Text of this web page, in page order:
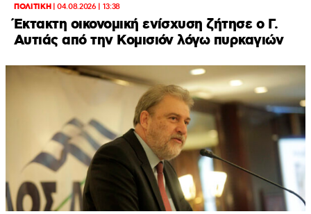
ΠΟΛΙΤΙΚΗ|04.08.2026 | 13:38
Έκτακτη οικονομική ενίσχυση ζήτησε ο Γ.
Αυτιάς από την Κομισιόν λόγω πυρκαγιών